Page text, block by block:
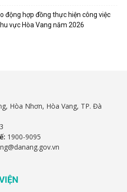
động hợp đồng thực hiện công việc
vực Hòa Vang năm 2026
Hòa Nhơn, Hòa Vang, TP. Đà
1900-9095